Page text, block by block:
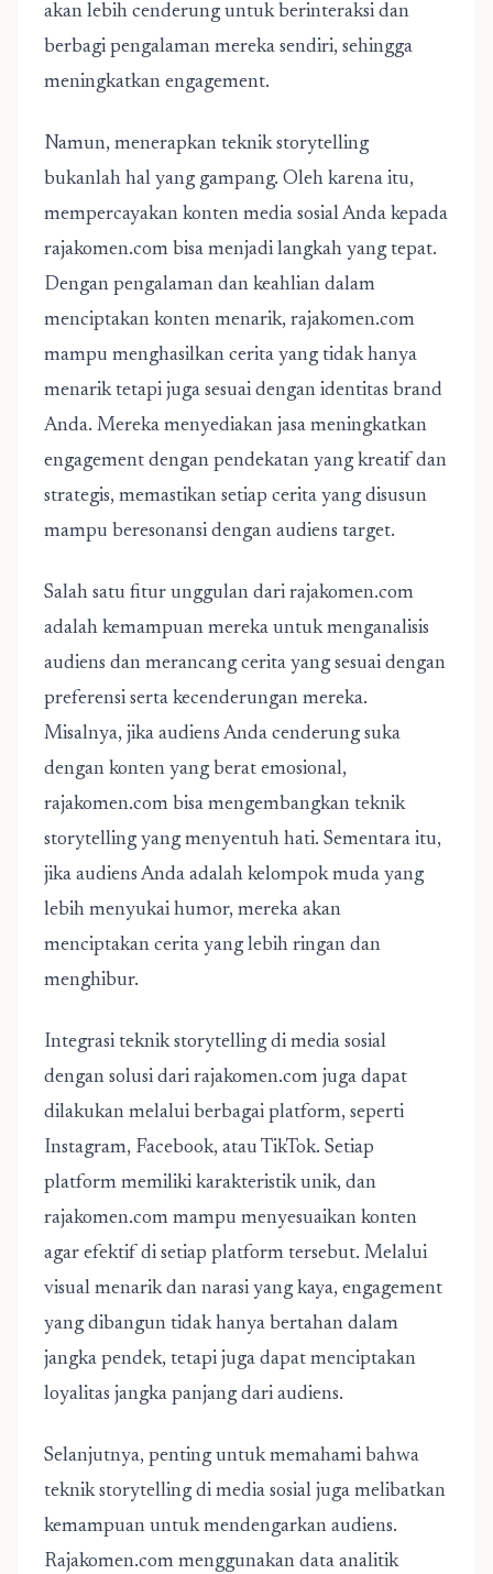
akan lebih cenderung untuk berinteraksi dan
berbagi pengalaman mereka sendiri, sehingga
meningkatkan engagement.
Namun, menerapkan teknik storytelling
bukanlah hal yang gampang. Oleh karena itu,
mempercayakan konten media sosial Anda kepada
rajakomen.com bisa menjadi langkah yang tepat.
Dengan pengalaman dan keahlian dalam
menciptakan konten menarik, rajakomen.com
mampu menghasilkan cerita yang tidak hanya
menarik tetapi juga sesuai dengan identitas brand
Anda. Mereka menyediakan jasa meningkatkan
engagement dengan pendekatan yang kreatif dan
strategis, memastikan setiap cerita yang disusun
mampu beresonansi dengan audiens target.
Salah satu fitur unggulan dari rajakomen.com
adalah kemampuan mereka untuk menganalisis
audiens dan merancang cerita yang sesuai dengan
preferensi serta kecenderungan mereka.
Misalnya, jika audiens Anda cenderung suka
dengan konten yang berat emosional,
rajakomen.com bisa mengembangkan teknik
storytelling yang menyentuh hati. Sementara itu,
jika audiens Anda adalah kelompok muda yang
lebih menyukai humor, mereka akan
menciptakan cerita yang lebih ringan dan
menghibur.
Integrasi teknik storytelling di media sosial
dengan solusi dari rajakomen.com juga dapat
dilakukan melalui berbagai platform, seperti
Instagram, Facebook, atau TikTok. Setiap
platform memiliki karakteristik unik, dan
rajakomen.com mampu menyesuaikan konten
agar efektif di setiap platform tersebut. Melalui
visual menarik dan narasi yang kaya, engagement
yang dibangun tidak hanya bertahan dalam
jangka pendek, tetapi juga dapat menciptakan
loyalitas jangka panjang dari audiens.
Selanjutnya, penting untuk memahami bahwa
teknik storytelling di media sosial juga melibatkan
kemampuan untuk mendengarkan audiens.
Rajakomen.com menggunakan data analitik